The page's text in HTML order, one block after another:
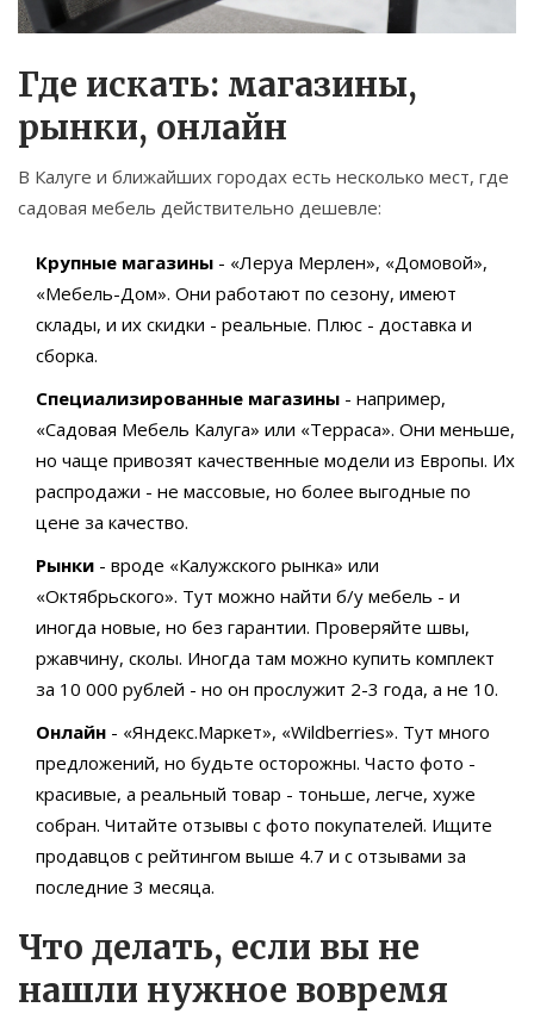
Где искать: магазины,
рынки, онлайн
В Калуге и ближайших городах есть несколько мест, где
садовая мебель действительно дешевле:
Крупные магазины - «Леруа Мерлен», «Домовой»,
«Мебель-Дом». Они работают по сезону, имеют
склады, и их скидки - реальные. Плюс - доставка и
сборка.
Специализированные магазины - например,
«Садовая Мебель Калуга» или «Терраса». Они меньше,
но чаще привозят качественные модели из Европы. Их
распродажи - не массовые, но более выгодные по
цене за качество.
Рынки - вроде «Калужского рынка» или
«Октябрьского». Тут можно найти б/у мебель - и
иногда новые, но без гарантии. Проверяйте швы,
ржавчину, сколы. Иногда там можно купить комплект
за 10 000 рублей - но он прослужит 2-3 года, а не 10.
Онлайн - «Яндекс.Маркет», «Wildberries». Тут много
предложений, но будьте осторожны. Часто фото -
красивые, а реальный товар - тоньше, легче, хуже
собран. Читайте отзывы с фото покупателей. Ищите
продавцов с рейтингом выше 4.7 и с отзывами за
последние 3 месяца.
Что делать, если вы не
нашли нужное вовремя